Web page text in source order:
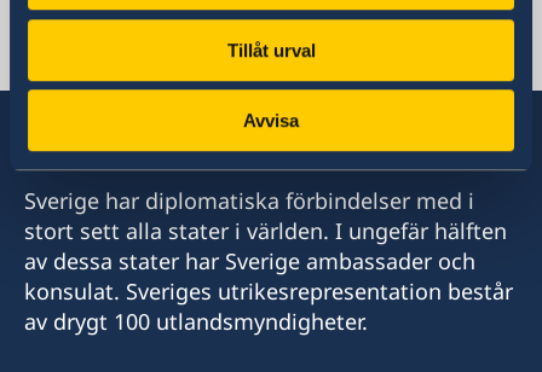
Tillåt urval
Avvisa
Svenska konsulat
Mombasa
C/o A.B Patel & Patel Advocates, Notaries
Public & Commissioner For Oaths
1st Floor Oriental Building
Nkrumah Road
Mombasa
Kenya
swedishconsulate@abpateladvocates.com
Sverige har diplomatiska förbindelser med i
stort sett alla stater i världen. I ungefär hälften
av dessa stater har Sverige ambassader och
konsulat. Sveriges utrikesrepresentation består
av drygt 100 utlandsmyndigheter.